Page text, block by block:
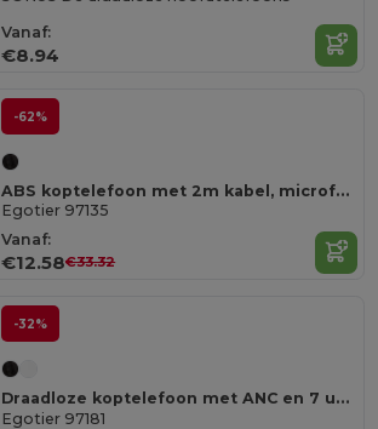
Vanaf:
€8.94
-62%
ABS koptelefoon met 2m kabel, microfoon en RGB LED-lampjes
Egotier 97135
Vanaf:
€12.58€33.32
-32%
Draadloze koptelefoon met ANC en 7 uur batterijduur op gerecycled ABS (100% rABS)
Egotier 97181